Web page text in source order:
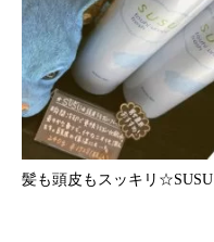
髪も頭皮もスッキリ☆SUSU